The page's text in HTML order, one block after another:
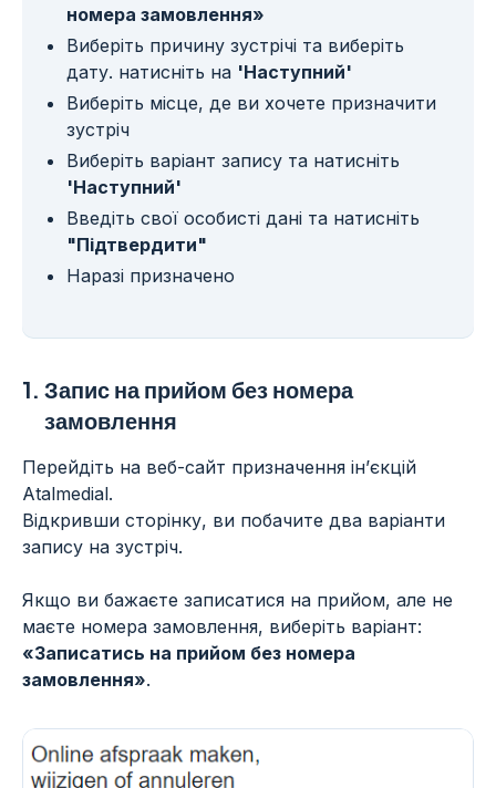
номера замовлення»
Виберіть причину зустрічі та виберіть
дату. натисніть на 'Наступний'
Виберіть місце, де ви хочете призначити
зустріч
Виберіть варіант запису та натисніть
'Наступний'
Введіть свої особисті дані та натисніть
"Підтвердити"
Наразі призначено
1. Запис на прийом без номера
замовлення
Перейдіть на веб-сайт призначення ін’єкцій
Atalmedial.
Відкривши сторінку, ви побачите два варіанти
запису на зустріч.
Якщо ви бажаєте записатися на прийом, але не
маєте номера замовлення, виберіть варіант:
«Записатись на прийом без номера
замовлення».